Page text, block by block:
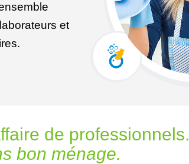
et
de professionnels.
bon ménage.